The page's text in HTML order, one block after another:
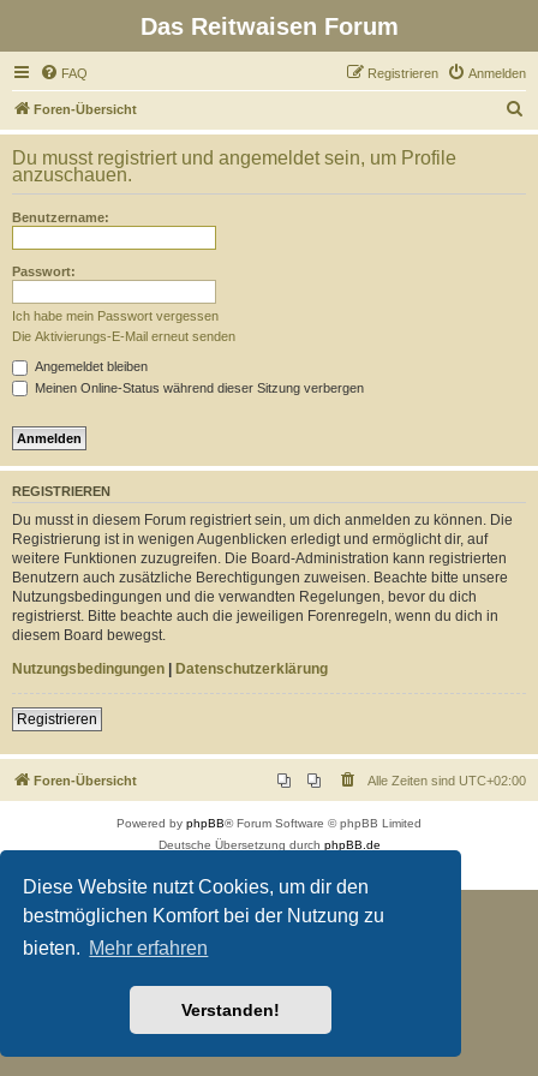
Diese Website nutzt Cookies, um dir den
bestmöglichen Komfort bei der Nutzung zu
bieten. Mehr erfahren
Verstanden!
Das Reitwaisen Forum
FAQ Anmelden
Registrieren
Foren-Übersicht
u
h
Du musst registriert und angemeldet sein, um Profile
anzuschauen.
Benutzername:
Passwort:
Ich habe mein Passwort vergessen
Die Aktivierungs-E-Mail erneut senden
Angemeldet bleiben
Meinen Online-Status während dieser Sitzung verbergen
REGISTRIEREN
Du musst in diesem Forum registriert sein, um dich anmelden zu können. Die
Registrierung ist in wenigen Augenblicken erledigt und ermöglicht dir, auf
weitere Funktionen zuzugreifen. Die Board-Administration kann registrierten
Benutzern auch zusätzliche Berechtigungen zuweisen. Beachte bitte unsere
Nutzungsbedingungen und die verwandten Regelungen, bevor du dich
registrierst. Bitte beachte auch die jeweiligen Forenregeln, wenn du dich in
diesem Board bewegst.
Nutzungsbedingungen | Datenschutzerklärung
Registrieren
Foren-Übersicht Alle Zeiten sind UTC+02:00
Powered by phpBB® Forum Software © phpBB Limited
Deutsche Übersetzung durch phpBB.de